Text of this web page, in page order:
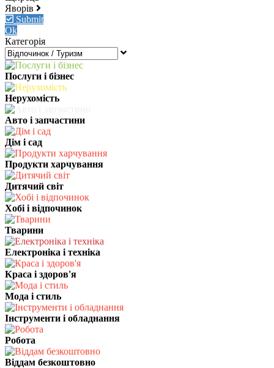
Яворів
Submit
Ok
Категорія
Послуги і бізнес
Нерухомість
Авто і запчастини
Дім і сад
Продукти харчування
Дитячий світ
Хобі і відпочинок
Тварини
Електроніка і техніка
Краса і здоров'я
Мода і стиль
Інструменти і обладнання
Робота
Віддам безкоштовно